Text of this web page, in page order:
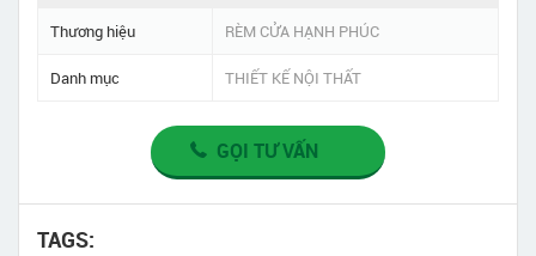
Thương hiệu RÈM CỬA HẠNH PHÚC
Danh mục THIẾT KẾ NỘI THẤT
GỌI TƯ VẤN
TAGS: